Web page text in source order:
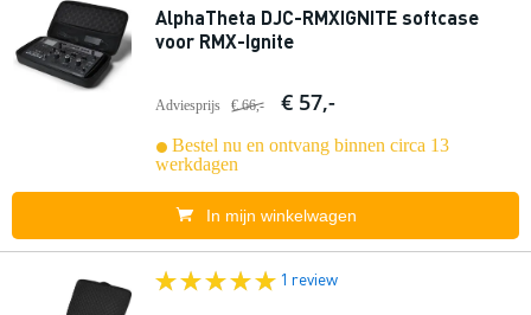
AlphaTheta DJC-RMXIGNITE softcase
voor RMX-Ignite
Adviesprijs € 66,- € 57,-
Bestel nu en ontvang binnen circa 13
werkdagen
In mijn winkelwagen
1 review